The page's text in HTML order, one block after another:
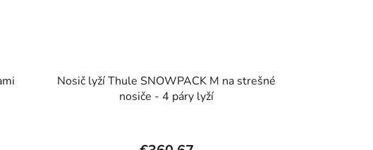
Nosič lyží Thule SNOWPACK M na strešné
nosiče - 4 páry lyží